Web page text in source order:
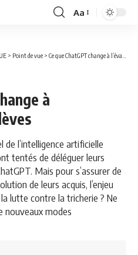
Font
Aa
> Point de vue > Ce que ChatGPT change à l’évaluation des élèves
à
l’intelligence artificielle
tentés de déléguer leurs
Mais pour s’assurer de
de leurs acquis, l’enjeu
lutte contre la tricherie ? Ne
nouveaux modes